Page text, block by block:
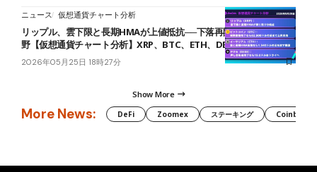
ニュース 仮想通貨チャート分析
リップル、雲下限と長期HMAが上値抵抗──下落再開なら1.30ドル視
野【仮想通貨チャート分析】XRP、BTC、ETH、DEXE
2026年05月25日 18時27分
Show More
More News: DeFi Zoomex ステーキング Coinbase